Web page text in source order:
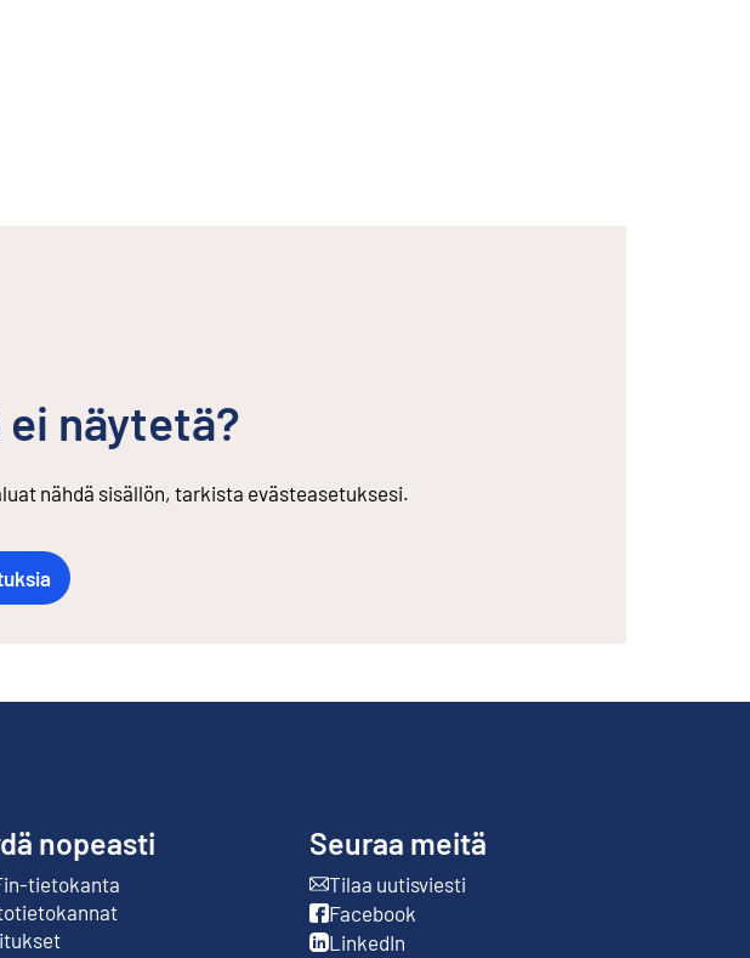
näytetä?
nähdä sisällön, tarkista evästeasetuksesi.
nopeasti
tietokanta
linkki
Seuraa meitä
Tilaa uutisviesti
Ulkoinen linkki
Facebook
Ulkoinen linkki
LinkedIn